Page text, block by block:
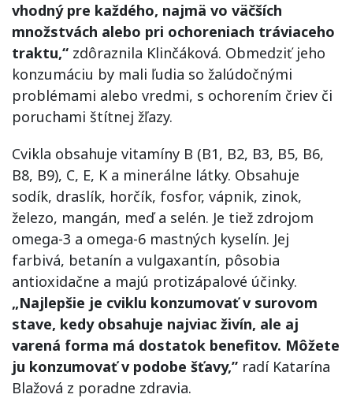
vhodný pre každého, najmä vo väčších
množstvách alebo pri ochoreniach tráviaceho
traktu,“ zdôraznila Klinčáková. Obmedziť jeho
konzumáciu by mali ľudia so žalúdočnými
problémami alebo vredmi, s ochorením čriev či
poruchami štítnej žľazy.
Cvikla obsahuje vitamíny B (B1, B2, B3, B5, B6,
B8, B9), C, E, K a minerálne látky. Obsahuje
sodík, draslík, horčík, fosfor, vápnik, zinok,
železo, mangán, meď a selén. Je tiež zdrojom
omega-3 a omega-6 mastných kyselín. Jej
farbivá, betanín a vulgaxantín, pôsobia
antioxidačne a majú protizápalové účinky.
„Najlepšie je cviklu konzumovať v surovom
stave, kedy obsahuje najviac živín, ale aj
varená forma má dostatok benefitov. Môžete
ju konzumovať v podobe šťavy,” radí Katarína
Blažová z poradne zdravia.